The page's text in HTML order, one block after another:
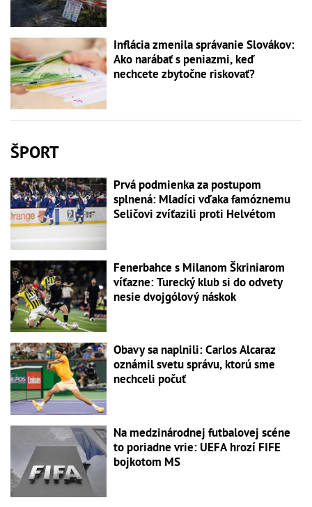
Inflácia zmenila správanie Slovákov:
Ako narábať s peniazmi, keď
nechcete zbytočne riskovať?
ŠPORT
Prvá podmienka za postupom
splnená: Mladíci vďaka famóznemu
Seličovi zvíťazili proti Helvétom
Fenerbahce s Milanom Škriniarom
víťazne: Turecký klub si do odvety
nesie dvojgólový náskok
Obavy sa naplnili: Carlos Alcaraz
oznámil svetu správu, ktorú sme
nechceli počuť
Na medzinárodnej futbalovej scéne
to poriadne vrie: UEFA hrozí FIFE
bojkotom MS